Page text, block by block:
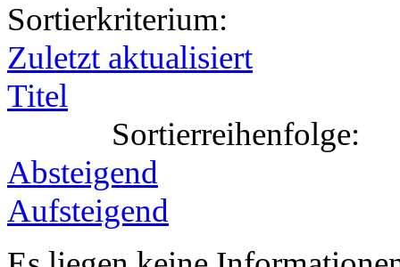
Sortierkriterium:
Zuletzt aktualisiert
Titel
Sortierreihenfolge:
Absteigend
Aufsteigend